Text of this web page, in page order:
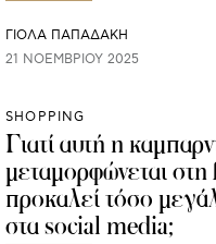
ΓΙΌΛΑ ΠΑΠΑΔΆΚΗ
21 ΝΟΕΜΒΡΊΟΥ 2025
SHOPPING
Γιατί αυτή η
μεταμορφώνεται
προκαλεί τόσο
στα social media;